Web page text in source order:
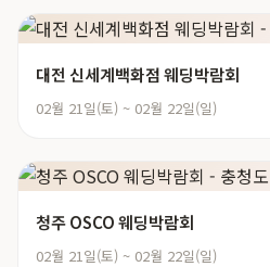
대전 신세계백화점 웨딩박람회
02월 21일(토) ~ 02월 22일(일)
청주 OSCO 웨딩박람회
02월 21일(토) ~ 02월 22일(일)